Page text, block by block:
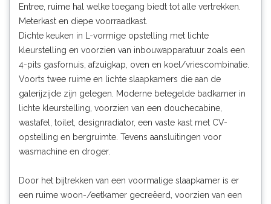
Entree, ruime hal welke toegang biedt tot alle vertrekken.
Meterkast en diepe voorraadkast.
Dichte keuken in L-vormige opstelling met lichte
kleurstelling en voorzien van inbouwapparatuur zoals een
4-pits gasfornuis, afzuigkap, oven en koel/vriescombinatie.
Voorts twee ruime en lichte slaapkamers die aan de
galerijzijde zijn gelegen. Moderne betegelde badkamer in
lichte kleurstelling, voorzien van een douchecabine,
wastafel, toilet, designradiator, een vaste kast met CV-
opstelling en bergruimte. Tevens aansluitingen voor
wasmachine en droger.
Door het bijtrekken van een voormalige slaapkamer is er
een ruime woon-/eetkamer gecreëerd, voorzien van een